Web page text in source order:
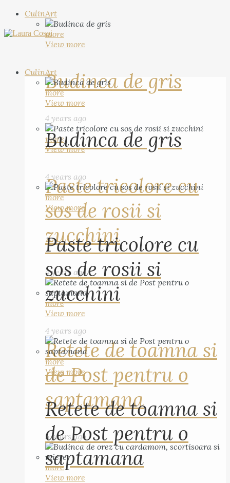
CulinArt
more
View more
Budinca de gris
4 years ago
more
View more
Paste tricolore cu
sos de rosii si
zucchini
4 years ago
more
View more
Retete de toamna si
de Post pentru o
saptamana
5 years ago
more
View more
CulinArt
more
View more
Budinca de gris
4 years ago
more
View more
Paste tricolore cu
sos de rosii si
zucchini
4 years ago
more
View more
Retete de toamna si
de Post pentru o
saptamana